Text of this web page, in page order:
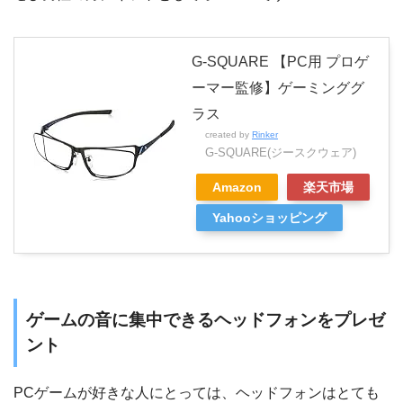
G-SQUARE 【PC用 プロゲ
ーマー監修】ゲーミンググ
ラス
created by Rinker
G-SQUARE(ジースクウェア)
Amazon 楽天市場
Yahooショッピング
ゲームの音に集中できるヘッドフォンをプレゼ
ント
PCゲームが好きな人にとっては、ヘッドフォンはとても